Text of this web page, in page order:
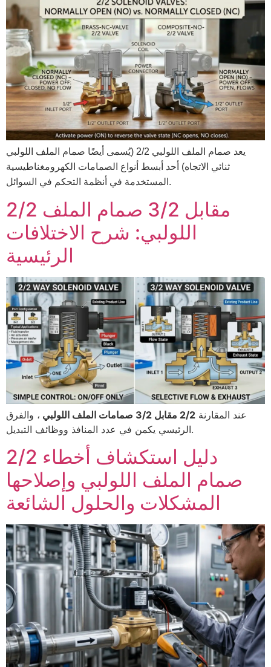
يعد صمام الملف اللولبي 2/2 (يُسمى أيضًا صمام الملف اللولبي
ثنائي الاتجاه) أحد أبسط أنواع الصمامات الكهرومغناطيسية
المستخدمة في أنظمة التحكم في السوائل.
2/2 مقابل 3/2 صمام الملف
اللولبي: شرح الاختلافات
عند المقارنة 2/2 مقابل 3/2 صمامات الملف اللولبي
، والفرق
الرئيسي يكمن في عدد المنافذ ووظائف التبديل.
2/2 دليل استكشاف أخطاء
صمام الملف اللولبي وإصلاحها